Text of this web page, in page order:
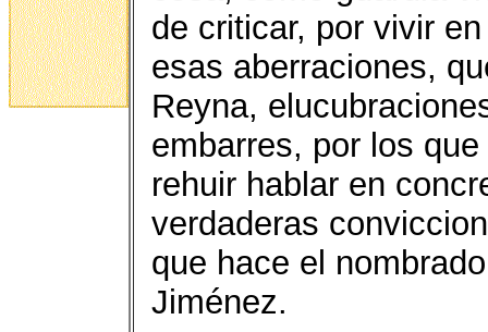
de criticar, por vivir
esas aberraciones,
Reyna,
embarres, por los
rehuir hablar en
verdaderas
que hace el
Jiménez.